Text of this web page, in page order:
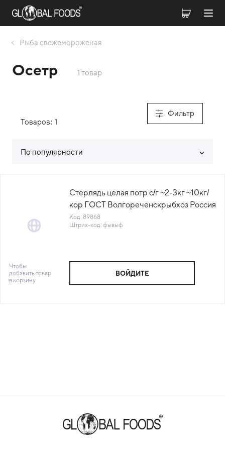
Рыба свежемороженая
Осетр 1 товар
Фильтр
Товаров: 1
По популярности
Стерлядь целая потр с/г ~2-3кг ~10кг/
кор ГОСТ Волгореченскрыбхоз Россия
(КОР) (КОД 89868) (-18°С)
Код: 89868
Штрих-код: фывыф
Чтобы
добавить товар
в корзину
ВОЙДИТЕ